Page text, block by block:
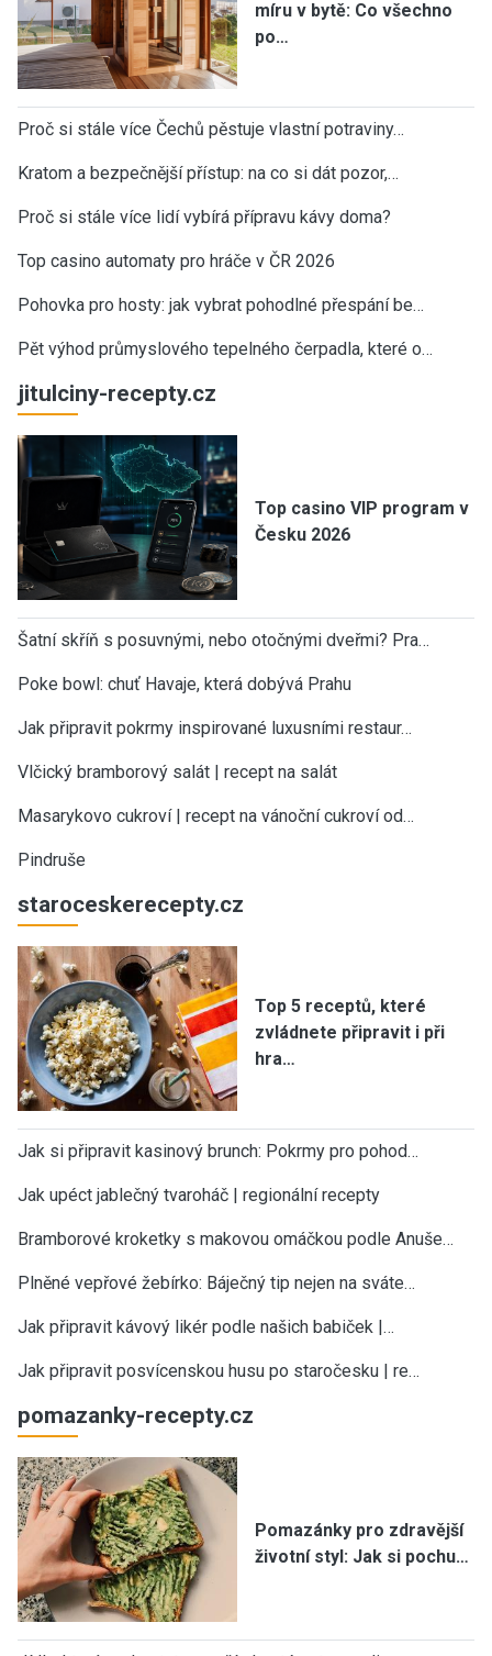
míru v bytě: Co všechno
po…
Proč si stále více Čechů pěstuje vlastní potraviny…
Kratom a bezpečnější přístup: na co si dát pozor,…
Proč si stále více lidí vybírá přípravu kávy doma?
Top casino automaty pro hráče v ČR 2026
Pohovka pro hosty: jak vybrat pohodlné přespání be…
Pět výhod průmyslového tepelného čerpadla, které o…
jitulciny-recepty.cz
Top casino VIP program v
Česku 2026
Šatní skříň s posuvnými, nebo otočnými dveřmi? Pra…
Poke bowl: chuť Havaje, která dobývá Prahu
Jak připravit pokrmy inspirované luxusními restaur…
Vlčický bramborový salát | recept na salát
Masarykovo cukroví | recept na vánoční cukroví od…
Pindruše
staroceskerecepty.cz
Top 5 receptů, které
zvládnete připravit i při
hra…
Jak si připravit kasinový brunch: Pokrmy pro pohod…
Jak upéct jablečný tvaroháč | regionální recepty
Bramborové kroketky s makovou omáčkou podle Anuše…
Plněné vepřové žebírko: Báječný tip nejen na sváte…
Jak připravit kávový likér podle našich babiček |…
Jak připravit posvícenskou husu po staročesku | re…
pomazanky-recepty.cz
Pomazánky pro zdravější
životní styl: Jak si pochu…